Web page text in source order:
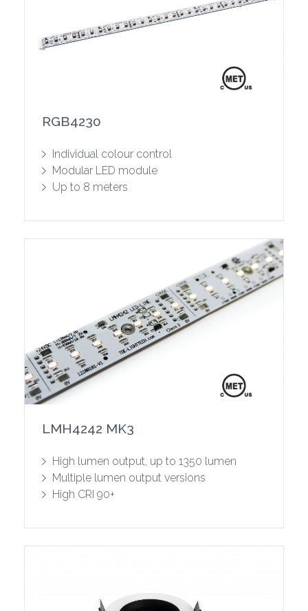
Show product
RGB4230
Individual colour control
Modular LED module
Up to 8 meters
LMH4242 MK3
High lumen output, up to 1350 lumen
Multiple lumen output versions
High CRI 90+